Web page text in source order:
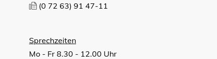
(0 72 63) 91 47-11
Sprechzeiten
Mo - Fr 8.30 - 12.00 Uhr